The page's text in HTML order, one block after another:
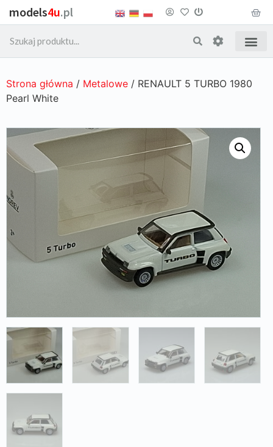
models4u.pl
Strona główna / Metalowe / RENAULT 5 TURBO 1980
Pearl White